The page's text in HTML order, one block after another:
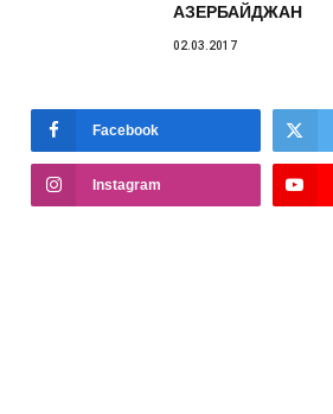
АЗЕРБАЙДЖАН
02.03.2017
Facebook
Instagram